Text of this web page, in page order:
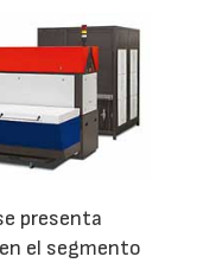
presenta
el segmento